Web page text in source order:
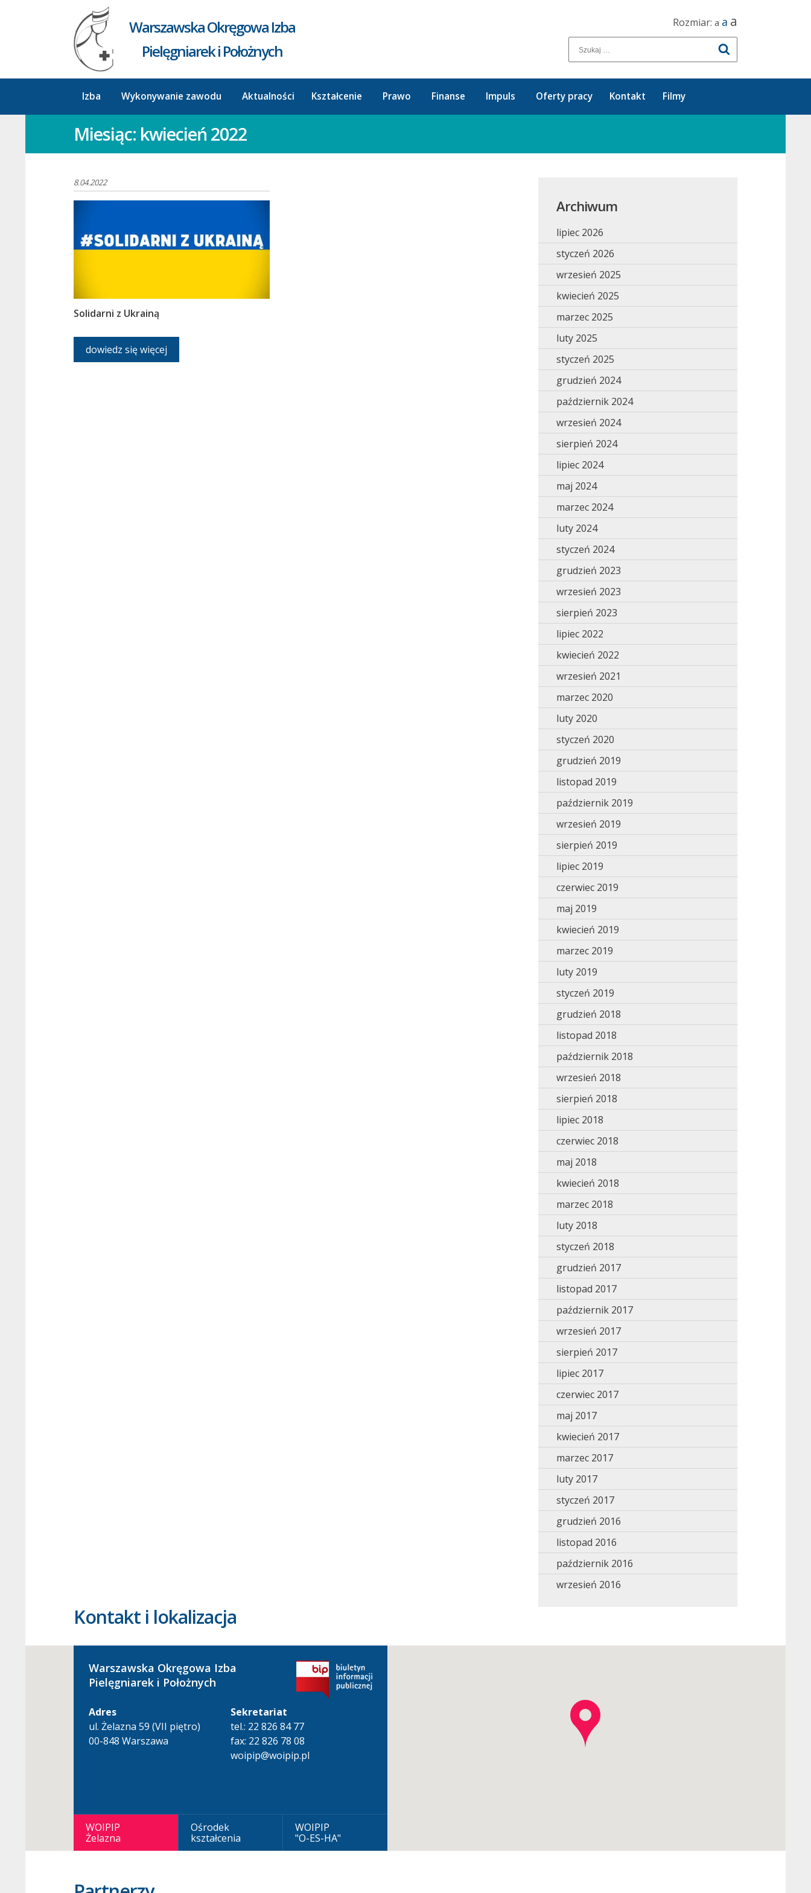
Warszawska Okręgowa Izba
Pielęgniarek i Położnych
Rozmiar: a a a
Izba Wykonywanie zawodu Aktualności Kształcenie Prawo Finanse Impuls Oferty pracy Kontakt Filmy
Miesiąc: kwiecień 2022
8.04.2022
Solidarni z Ukrainą
dowiedz się więcej
Archiwum
lipiec 2026
styczeń 2026
wrzesień 2025
kwiecień 2025
marzec 2025
luty 2025
styczeń 2025
grudzień 2024
październik 2024
wrzesień 2024
sierpień 2024
lipiec 2024
maj 2024
marzec 2024
luty 2024
styczeń 2024
grudzień 2023
wrzesień 2023
sierpień 2023
lipiec 2022
kwiecień 2022
wrzesień 2021
marzec 2020
luty 2020
styczeń 2020
grudzień 2019
listopad 2019
październik 2019
wrzesień 2019
sierpień 2019
lipiec 2019
czerwiec 2019
maj 2019
kwiecień 2019
marzec 2019
luty 2019
styczeń 2019
grudzień 2018
listopad 2018
październik 2018
wrzesień 2018
sierpień 2018
lipiec 2018
czerwiec 2018
maj 2018
kwiecień 2018
marzec 2018
luty 2018
styczeń 2018
grudzień 2017
listopad 2017
październik 2017
wrzesień 2017
sierpień 2017
lipiec 2017
czerwiec 2017
maj 2017
kwiecień 2017
marzec 2017
luty 2017
styczeń 2017
grudzień 2016
listopad 2016
październik 2016
wrzesień 2016
Kontakt i lokalizacja
Warszawska Okręgowa Izba
Pielęgniarek i Położnych
Adres
ul. Żelazna 59 (VII piętro)
00-848 Warszawa
Sekretariat
tel.: 22 826 84 77
fax: 22 826 78 08
woipip@woipip.pl
WOIPIP
Żelazna
Ośrodek
kształcenia
WOIPIP
"O-ES-HA"